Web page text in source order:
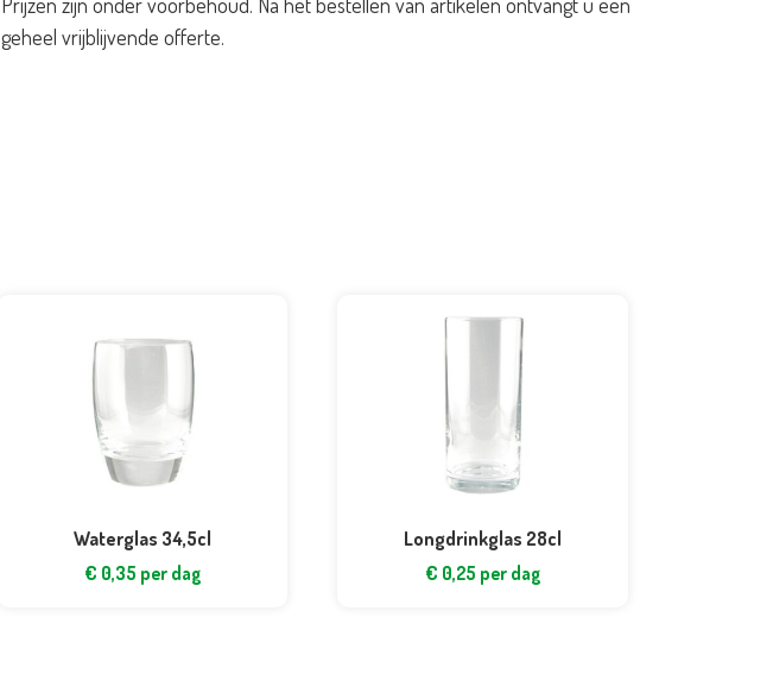
geheel vrijblijvende offerte.
Waterglas 34,5cl
€ 0,35 per dag
Longdrinkglas 28cl
€ 0,25 per dag